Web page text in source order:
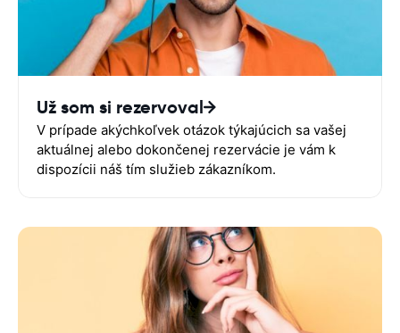
Už som si rezervoval
V prípade akýchkoľvek otázok týkajúcich sa vašej
aktuálnej alebo dokončenej rezervácie je vám k
dispozícii náš tím služieb zákazníkom.